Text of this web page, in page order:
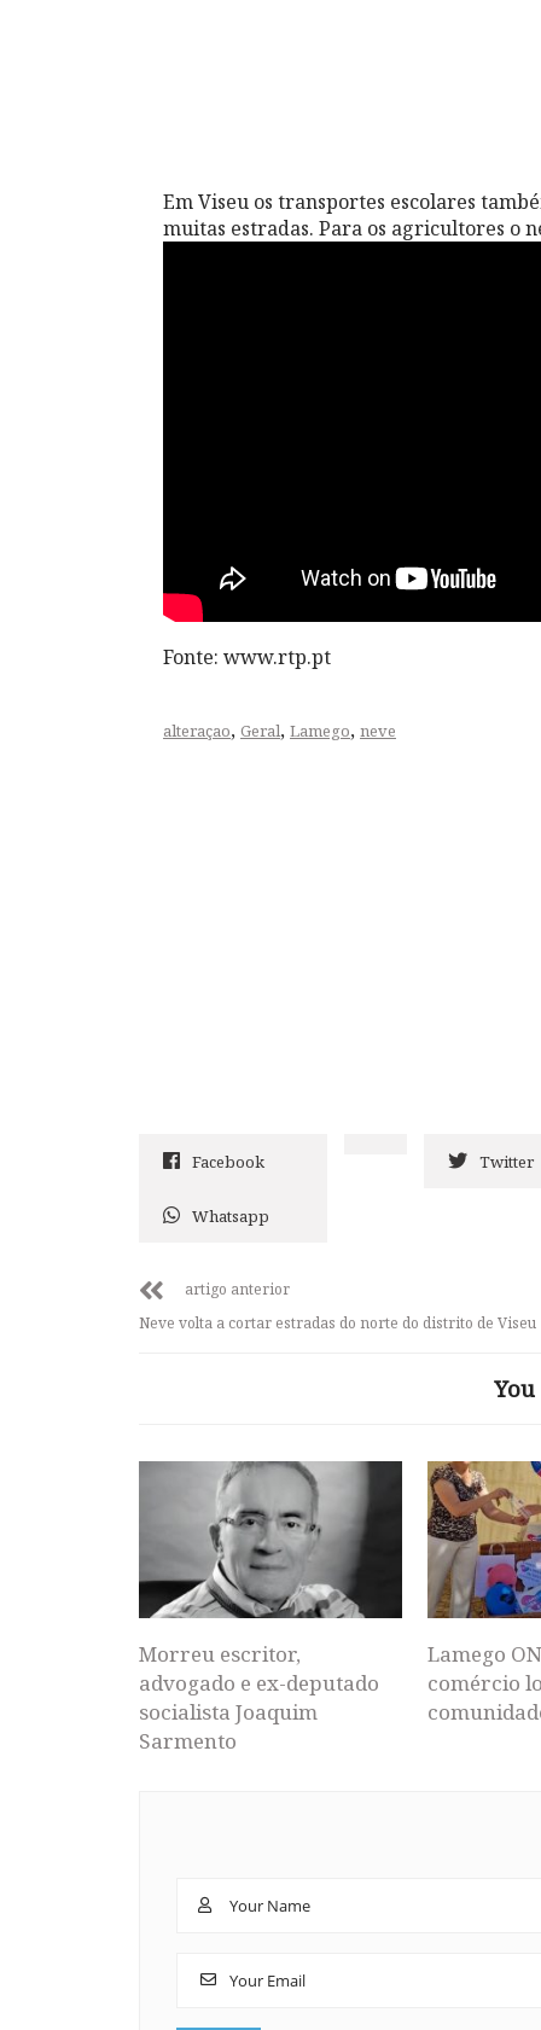
Em Viseu os transportes escolares
muitas estradas. Para os agricultores o
Fonte: www.rtp.pt
alteraçao, Geral, Lamego, neve
Facebook Twitter
Whatsapp
artigo anterior
Neve volta a cortar estradas do norte do distrito de Viseu
Morreu escritor,
advogado e ex-deputado
socialista Joaquim
Sarmento
Lamego
comércio